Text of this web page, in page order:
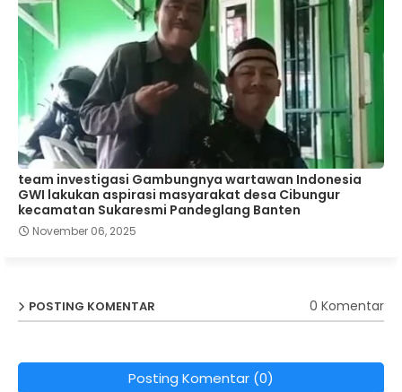
team investigasi Gambungnya wartawan Indonesia
GWI lakukan aspirasi masyarakat desa Cibungur
kecamatan Sukaresmi Pandeglang Banten
November 06, 2025
POSTING KOMENTAR 0 Komentar
Posting Komentar (0)